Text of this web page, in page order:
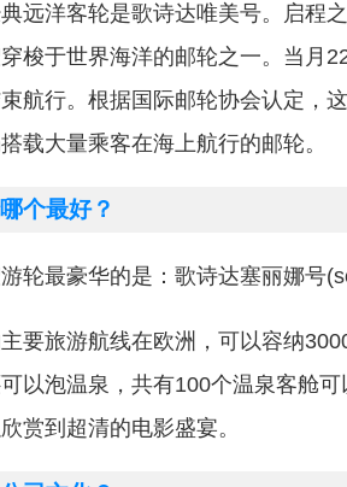
远洋客轮是歌诗达唯美号。启程
梭于世界海洋的邮轮之一。当月
航行。根据国际邮轮协会认定，
载大量乘客在海上航行的邮轮。
个最好？
轮最豪华的是：歌诗达塞丽娜号
要旅游航线在欧洲，可以容纳
以泡温泉，共有100个温泉客舱
赏到超清的电影盛宴。